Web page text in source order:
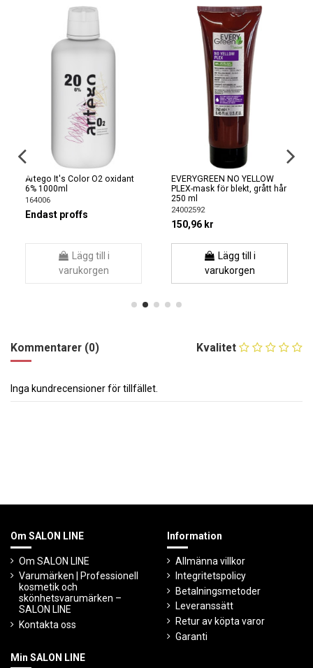
Artego It's Color O2 oxidant
6% 1000ml
164006
Endast proffs
Lägg till i
varukorgen
EVERYGREEN NO YELLOW
PLEX-mask för blekt, grått hår
250 ml
24002592
150,96 kr
Lägg till i
varukorgen
Kvalitet
Kommentarer (0)
Inga kundrecensioner för tillfället.
Om SALON LINE
Om SALON LINE
Varumärken | Professionell
kosmetik och
skönhetsvarumärken –
SALON LINE
Kontakta oss
Information
Allmänna villkor
Integritetspolicy
Betalningsmetoder
Leveranssätt
Retur av köpta varor
Garanti
Min SALON LINE